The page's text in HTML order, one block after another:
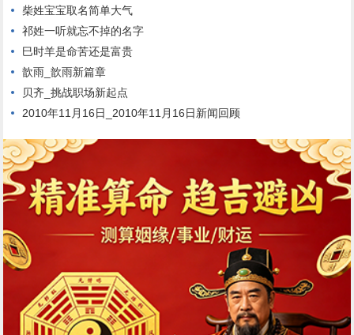
柴姓宝宝取名简单大气
祁姓一听就忘不掉的名字
巳时羊是命苦还是富贵
歆雨_歆雨新篇章
贝齐_挑战职场新起点
2010年11月16日_2010年11月16日新闻回顾